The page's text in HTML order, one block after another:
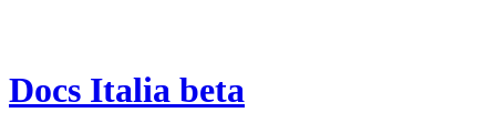
Docs Italia beta